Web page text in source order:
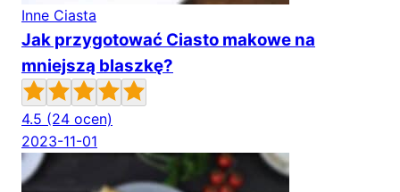
Inne Ciasta
Jak przygotować Ciasto makowe na
mniejszą blaszkę?
4.5 (24 ocen)
2023-11-01